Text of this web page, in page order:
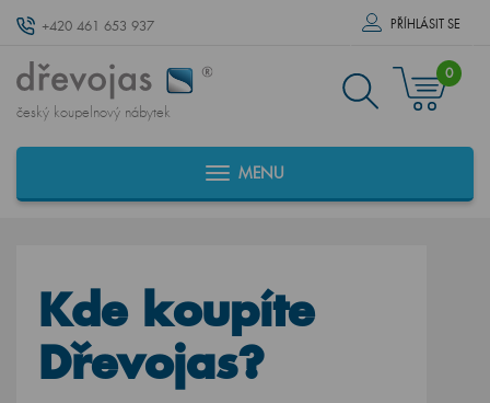
+420 461 653 937 PŘÍHLÁSIT SE
český koupelnový nábytek
0
MENU
Kde koupíte
Dřevojas?